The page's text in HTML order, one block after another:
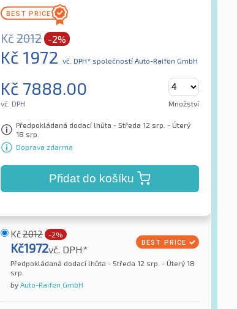
Kč 2012 -2%
Kč 1972 vč. DPH* společností Auto-Raifen GmbH
Kč 7888.00
vč. DPH Množství
Předpokládaná dodací lhůta - Středa 12 srp. - Úterý
18 srp.
Doprava zdarma
Přidat do košíku
Kč2012 -2%
Kč1972vč. DPH*
Předpokládaná dodací lhůta - Středa 12 srp. - Úterý 18
srp.
by Auto-Raifen GmbH